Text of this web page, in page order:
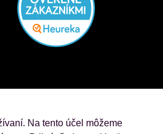
Na tento účel môžeme